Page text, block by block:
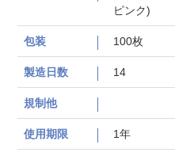
ピンク)
包装 100枚
製造日数 14
規制他
使用期限 1年